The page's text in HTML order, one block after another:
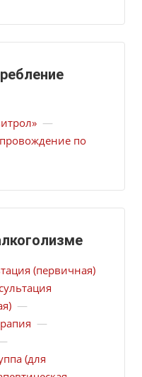
—
по
(первичная)
—
—
(для